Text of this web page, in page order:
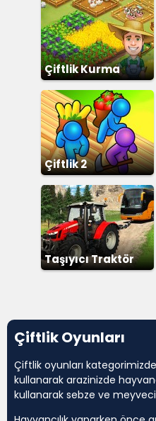
Çiftlik Kurma
Çiftlik 2
Taşıyıcı Traktör
Çiftlik Oyunları
Çiftlik oyunları
kullanarak arazinizde
kullanarak sebze ve